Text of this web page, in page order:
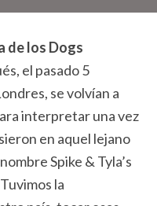
de los Dogs
el pasado 5
se volvían a
interpretar una vez
en aquel lejano
Spike & Tyla’s
la